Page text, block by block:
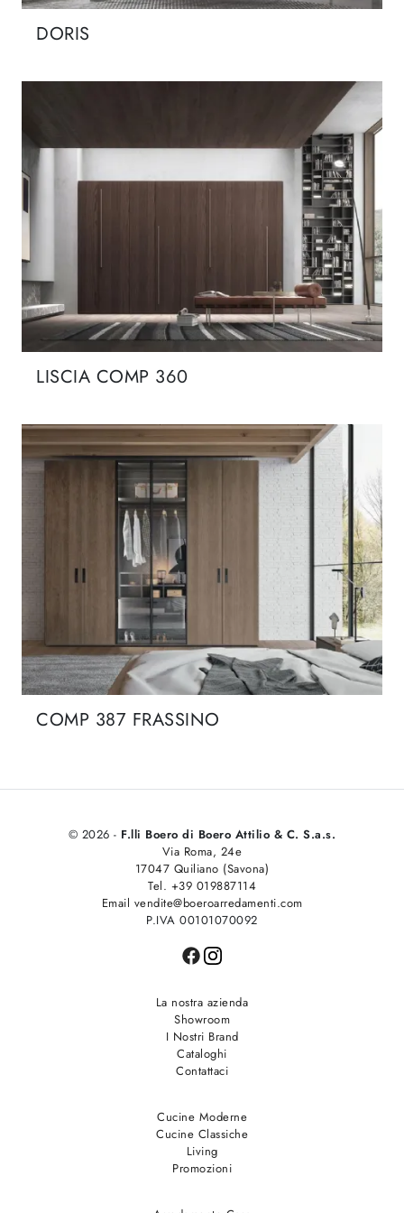
DORIS
LISCIA COMP 360
COMP 387 FRASSINO
© 2026 - F.lli Boero di Boero Attilio & C. S.a.s.
Via Roma, 24e
17047 Quiliano (Savona)
Tel. +39 019887114
Email vendite@boeroarredamenti.com
P.IVA 00101070092
La nostra azienda
Showroom
I Nostri Brand
Cataloghi
Contattaci
Cucine Moderne
Cucine Classiche
Living
Promozioni